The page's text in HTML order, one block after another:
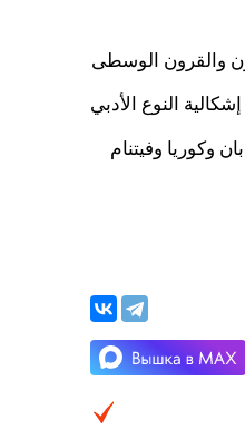
والقرون الوسطى
النوع الأدبي
وكوريا وفيتنام